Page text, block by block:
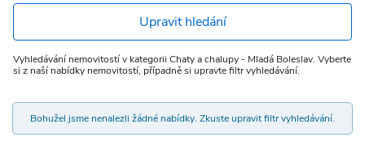
Upravit hledání
Vyhledávání nemovitostí v kategorii Chaty a chalupy - Mladá Boleslav. Vyberte
si z naší nabídky nemovitostí, případně si upravte filtr vyhledávání.
Bohužel jsme nenalezli žádné nabídky. Zkuste upravit filtr vyhledávání.